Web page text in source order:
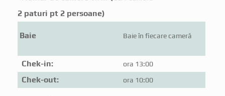
2 paturi pt 2 persoane)
Baie Baie în fiecare cameră
Chek-in: ora 13:00
Chek-out: ora 10:00